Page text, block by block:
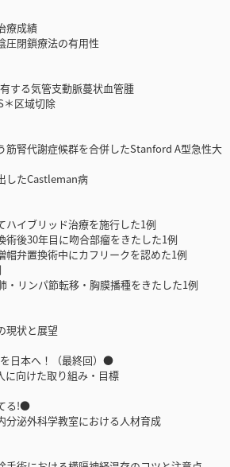
療成績
圧閉鎖療法の有用性
する気管支動脈蔓状血管腫
区域切除
筋腎代謝症候群を合併したStanford A型急性大
したCastleman病
イブリッド治療を施行した1例
後30年目に吻合部瘤をきたした1例
弁置換術中にカフリークを認めた1例
・リンパ節転移・胸膜播種をきたした1例
現状と展望
日本へ！（最終回）●
向けた取り組み・目標
る!●
泌外科学教室における人材育成